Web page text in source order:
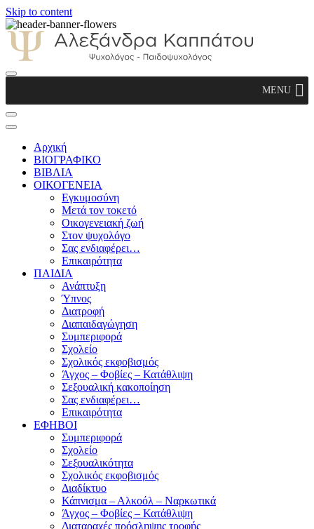
Skip to content
Παιδοψυχολόγος
MENU
Αρχική
ΒΙΟΓΡΑΦΙΚΟ
ΒΙΒΛΙΑ
ΟΙΚΟΓΕΝΕΙΑ
Εγκυμοσύνη
Μετά τον τοκετό
Οικογενειακή ζωή
Στον ψυχολόγο
Σας ενδιαφέρει…
Επικαιρότητα
ΠΑΙΔΙΑ
Ανάπτυξη
Ύπνος
Διατροφή
Διαπαιδαγώγηση
Συμπεριφορά
Σχολείο
Σχολικός εκφοβισμός
Άγχος – Φοβίες – Κατάθλιψη
Σεξουαλική κακοποίηση
Σας ενδιαφέρει…
Επικαιρότητα
ΕΦΗΒΟΙ
Συμπεριφορά
Σχολείο
Σεξουαλικότητα
Σχολικός εκφοβισμός
Διαδίκτυο
Κάπνισμα – Αλκοόλ – Ναρκωτικά
Άγχος – Φοβίες – Κατάθλιψη
Διαταραχές πρόσληψης τροφής